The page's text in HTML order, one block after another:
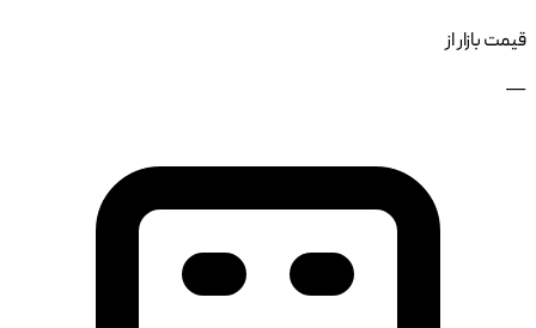
قیمت بازار از
—